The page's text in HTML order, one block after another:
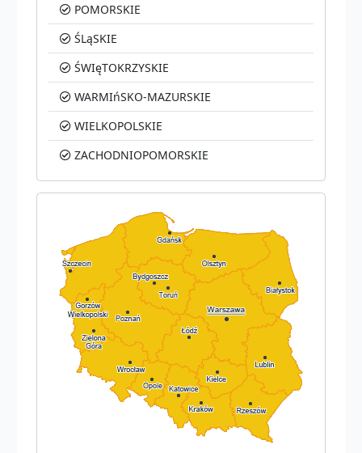
POMORSKIE
ŚLąSKIE
ŚWIęTOKRZYSKIE
WARMIńSKO-MAZURSKIE
WIELKOPOLSKIE
ZACHODNIOPOMORSKIE